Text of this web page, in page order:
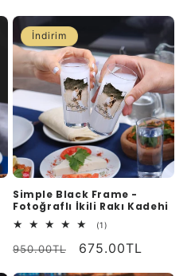
İndirim
Simple Black Frame -
Fotoğraflı İkili Rakı Kadehi
(1)
değerlendirme
Normal
950.00TL
İndirimli
675.00TL